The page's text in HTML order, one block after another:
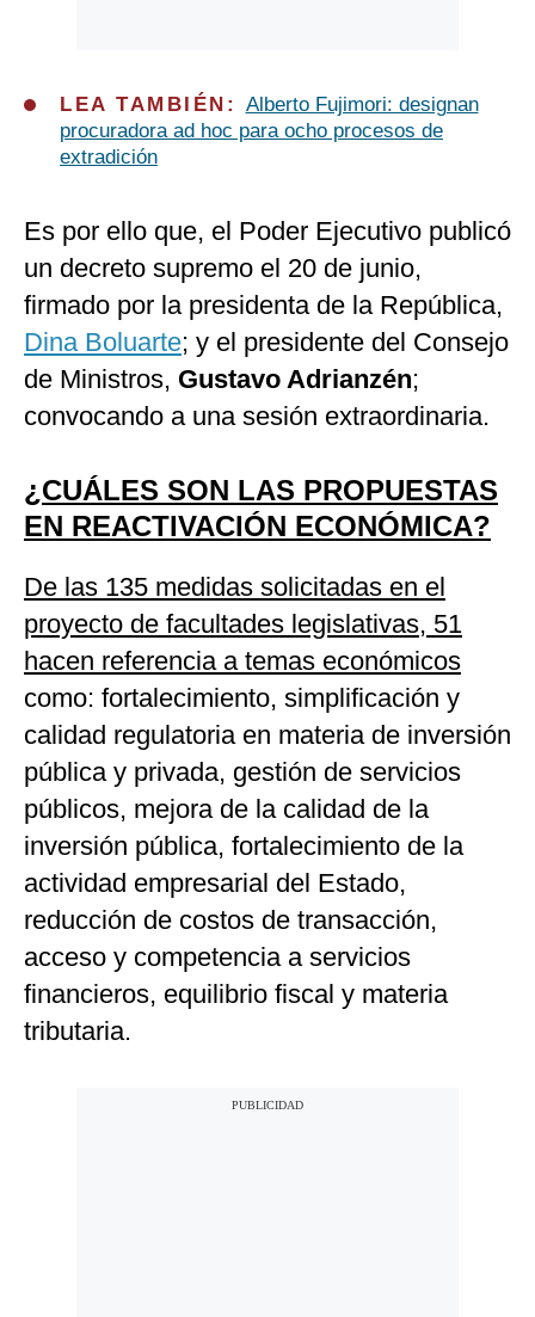
LEA TAMBIÉN: Alberto Fujimori: designan
procuradora ad hoc para ocho procesos de
extradición
Es por ello que, el Poder Ejecutivo publicó
un decreto supremo el 20 de junio,
firmado por la presidenta de la República,
Dina Boluarte; y el presidente del Consejo
de Ministros, Gustavo Adrianzén;
convocando a una sesión extraordinaria.
¿CUÁLES SON LAS PROPUESTAS
EN REACTIVACIÓN ECONÓMICA?
De las 135 medidas solicitadas en el
proyecto de facultades legislativas, 51
hacen referencia a temas económicos
como: fortalecimiento, simplificación y
calidad regulatoria en materia de inversión
pública y privada, gestión de servicios
públicos, mejora de la calidad de la
inversión pública, fortalecimiento de la
actividad empresarial del Estado,
reducción de costos de transacción,
acceso y competencia a servicios
financieros, equilibrio fiscal y materia
tributaria.